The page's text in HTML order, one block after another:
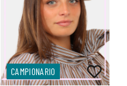
CAMPIONARIO